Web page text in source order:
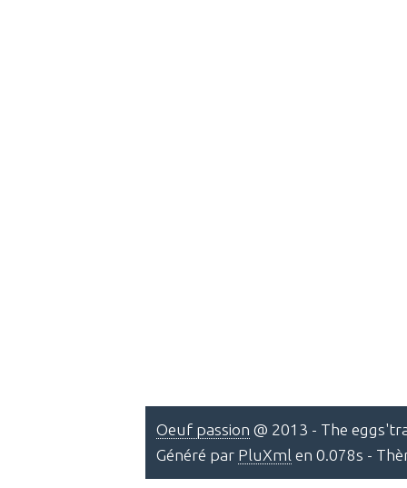
Oeuf passion @ 2013 - The
Généré par PluXml en 0.078s -